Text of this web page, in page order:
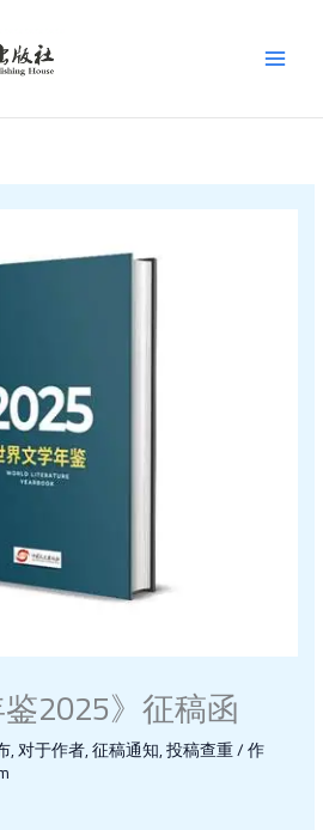
2025》征稿函
,对于作者,征稿通知,投稿查重/ 作